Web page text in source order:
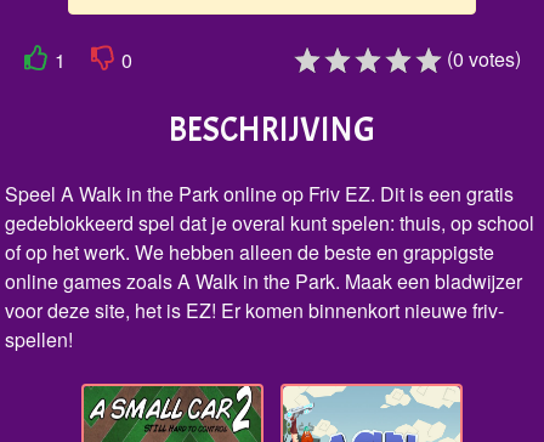
1 0 (0 votes)
BESCHRIJVING
Speel A Walk in the Park online op Friv EZ. Dit is een gratis
gedeblokkeerd spel dat je overal kunt spelen: thuis, op school
of op het werk. We hebben alleen de beste en grappigste
online games zoals A Walk in the Park. Maak een bladwijzer
voor deze site, het is EZ! Er komen binnenkort nieuwe friv-
spellen!